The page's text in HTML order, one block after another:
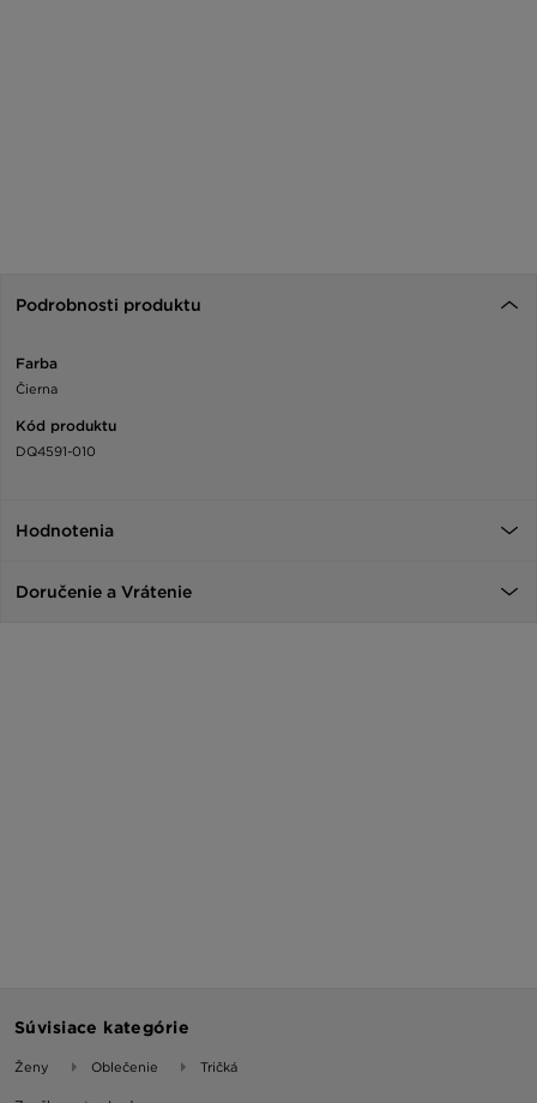
Podrobnosti produktu
Farba
Čierna
Kód produktu
DQ4591-010
Hodnotenia
Doručenie a Vrátenie
Súvisiace kategórie
Ženy Oblečenie Tričká